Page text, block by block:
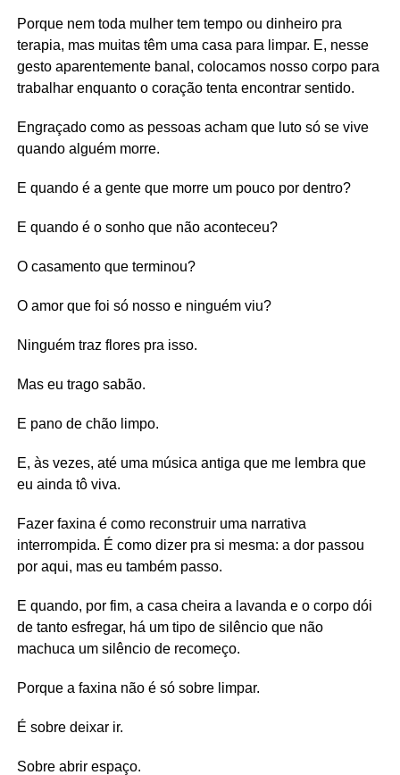
Porque nem toda mulher tem tempo ou dinheiro pra
terapia, mas muitas têm uma casa para limpar. E, nesse
gesto aparentemente banal, colocamos nosso corpo para
trabalhar enquanto o coração tenta encontrar sentido.
Engraçado como as pessoas acham que luto só se vive
quando alguém morre.
E quando é a gente que morre um pouco por dentro?
E quando é o sonho que não aconteceu?
O casamento que terminou?
O amor que foi só nosso e ninguém viu?
Ninguém traz flores pra isso.
Mas eu trago sabão.
E pano de chão limpo.
E, às vezes, até uma música antiga que me lembra que
eu ainda tô viva.
Fazer faxina é como reconstruir uma narrativa
interrompida. É como dizer pra si mesma: a dor passou
por aqui, mas eu também passo.
E quando, por fim, a casa cheira a lavanda e o corpo dói
de tanto esfregar, há um tipo de silêncio que não
machuca um silêncio de recomeço.
Porque a faxina não é só sobre limpar.
É sobre deixar ir.
Sobre abrir espaço.